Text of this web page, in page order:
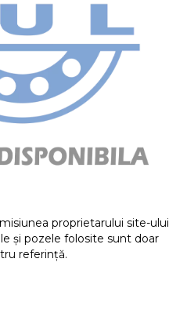
proprietarului site-ului
și pozele folosite sunt doar
referință.